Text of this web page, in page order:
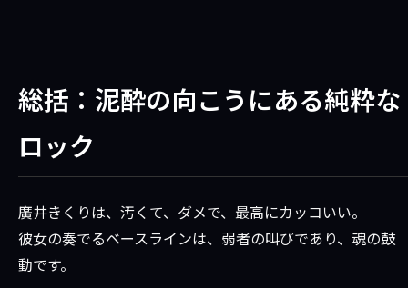
総括：泥酔の向こうにある純粋な
ロック
廣井きくりは、汚くて、ダメで、最高にカッコいい。
彼女の奏でるベースラインは、弱者の叫びであり、魂の鼓
動です。